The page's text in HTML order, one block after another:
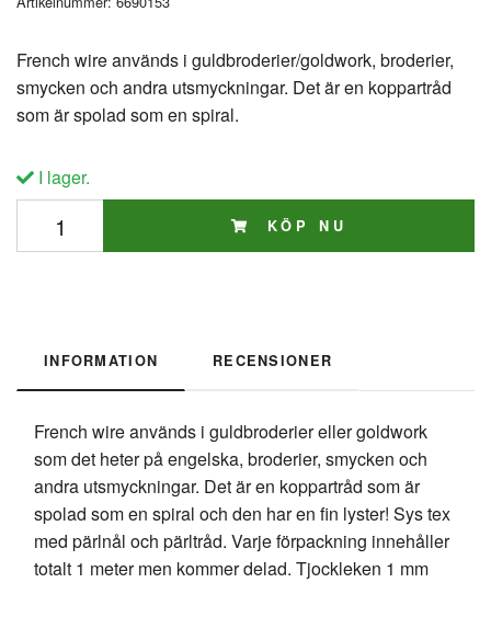
French wire används i guldbroderier/goldwork, broderier,
smycken och andra utsmyckningar. Det är en koppartråd
som är spolad som en spiral.
I lager.
KÖP NU
INFORMATION RECENSIONER
French wire används i guldbroderier eller goldwork
som det heter på engelska, broderier, smycken och
andra utsmyckningar. Det är en koppartråd som är
spolad som en spiral och den har en fin lyster! Sys tex
med pärlnål och pärltråd. Varje förpackning innehåller
totalt 1 meter men kommer delad. Tjockleken 1 mm